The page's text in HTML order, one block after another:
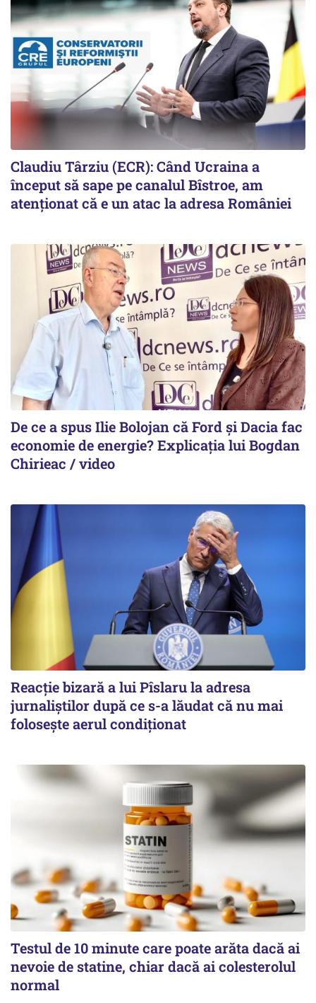
Claudiu Târziu (ECR): Când Ucraina a
început să sape pe canalul Bîstroe, am
atenționat că e un atac la adresa României
De ce a spus Ilie Bolojan că Ford și Dacia fac
economie de energie? Explicația lui Bogdan
Chirieac / video
Reacție bizară a lui Pîslaru la adresa
jurnaliștilor după ce s-a lăudat că nu mai
folosește aerul condiționat
Testul de 10 minute care poate arăta dacă ai
nevoie de statine, chiar dacă ai colesterolul
normal